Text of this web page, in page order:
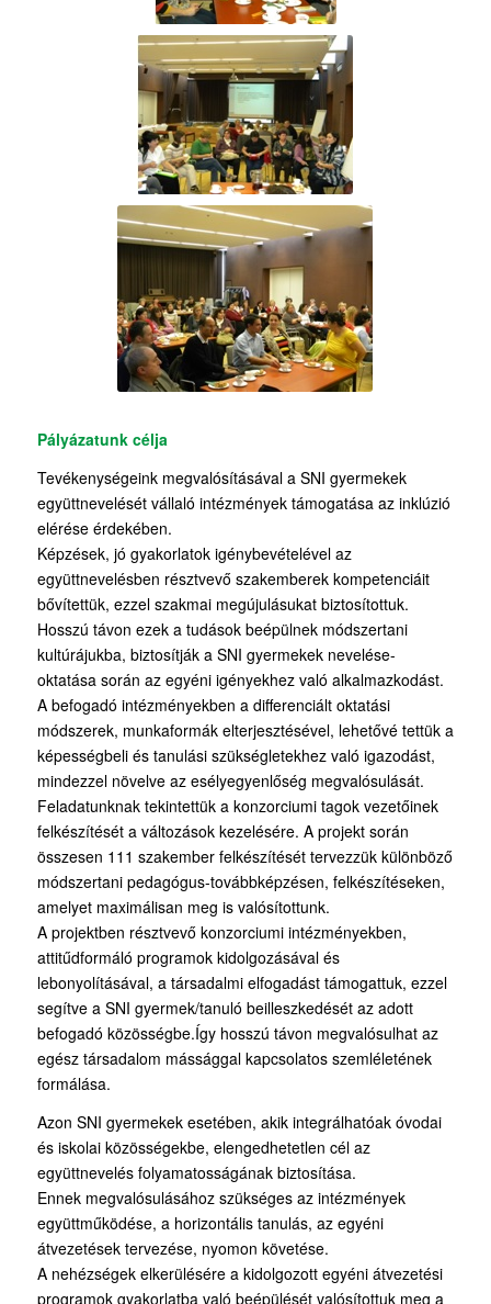
Pályázatunk célja
Tevékenységeink megvalósításával a SNI gyermekek
együttnevelését vállaló intézmények támogatása az inklúzió
elérése érdekében.
Képzések, jó gyakorlatok igénybevételével az
együttnevelésben résztvevő szakemberek kompetenciáit
bővítettük, ezzel szakmai megújulásukat biztosítottuk.
Hosszú távon ezek a tudások beépülnek módszertani
kultúrájukba, biztosítják a SNI gyermekek nevelése-
oktatása során az egyéni igényekhez való alkalmazkodást.
A befogadó intézményekben a differenciált oktatási
módszerek, munkaformák elterjesztésével, lehetővé tettük a
képességbeli és tanulási szükségletekhez való igazodást,
mindezzel növelve az esélyegyenlőség megvalósulását.
Feladatunknak tekintettük a konzorciumi tagok vezetőinek
felkészítését a változások kezelésére. A projekt során
összesen 111 szakember felkészítését tervezzük különböző
módszertani pedagógus-továbbképzésen, felkészítéseken,
amelyet maximálisan meg is valósítottunk.
A projektben résztvevő konzorciumi intézményekben,
attitűdformáló programok kidolgozásával és
lebonyolításával, a társadalmi elfogadást támogattuk, ezzel
segítve a SNI gyermek/tanuló beilleszkedését az adott
befogadó közösségbe.Így hosszú távon megvalósulhat az
egész társadalom mássággal kapcsolatos szemléletének
formálása.
Azon SNI gyermekek esetében, akik integrálhatóak óvodai
és iskolai közösségekbe, elengedhetetlen cél az
együttnevelés folyamatosságának biztosítása.
Ennek megvalósulásához szükséges az intézmények
együttműködése, a horizontális tanulás, az egyéni
átvezetések tervezése, nyomon követése.
A nehézségek elkerülésére a kidolgozott egyéni átvezetési
programok gyakorlatba való beépülését valósítottuk meg a